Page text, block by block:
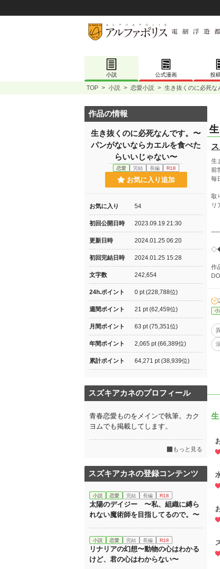
小説 公式漫画 投
TOP > 小説 > 恋愛小説 > 生き抜くのに必死な
生
前
毎
取
リ
──
作
作品の情報
生き抜くのに必死なんです。〜
パンがないならカエルを食べた
らいいじゃない〜
恋愛 完結 長編 R18
お気に入り追加
お気に入り 54
初回公開日時 2023.09.19 21:30
更新日時 2024.01.25 06:20
初回完結日時 2024.01.25 15:28
文字数 242,654
24h.ポイント 0 pt (228,788位)
週間ポイント 21 pt (62,459位)
月間ポイント 63 pt (75,351位)
年間ポイント 2,065 pt (66,389位)
累計ポイント 64,271 pt (38,939位)
スズキアカネのプロフィール
青春恋愛ものをメインで執筆。カク
ヨムでも掲載してします。
もっと見る
スズキアカネの登録コンテンツ
小説 恋愛 完結 長編 R18
太陽のデイジー 〜私、組織に縛ら
れない魔術師を目指してるので。〜
小説 恋愛 完結 長編 R18
リナリアの幻想〜動物の心はわかる
けど、君の心はわからない〜